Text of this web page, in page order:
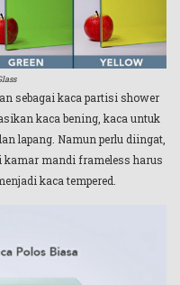
sebagai kaca partisi shower
kaca bening, kaca untuk
lapang. Namun perlu diingat,
kamar mandi frameless harus
kaca tempered.